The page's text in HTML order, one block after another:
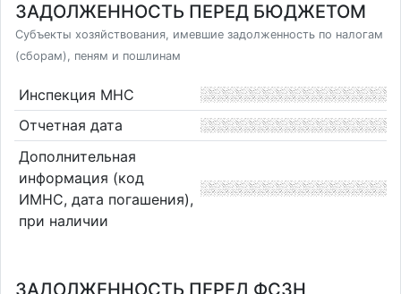
ЗАДОЛЖЕННОСТЬ ПЕРЕД БЮДЖЕТОМ
Субъекты хозяйствования, имевшие задолженность по налогам
(сборам), пеням и пошлинам
Инспекция МНС
Отчетная дата
Дополнительная
информация (код
ИМНС, дата погашения),
при наличии
ЗАДОЛЖЕННОСТЬ ПЕРЕД ФСЗН